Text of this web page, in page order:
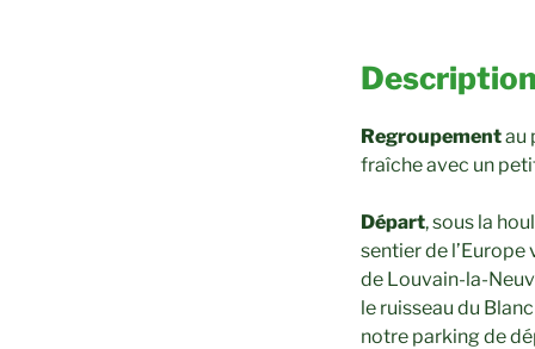
Regroupementau
fraîche avec un
Départ, sous la
sentier de l’Europe
de Louvain-la-
le ruisseau du
notre parking de